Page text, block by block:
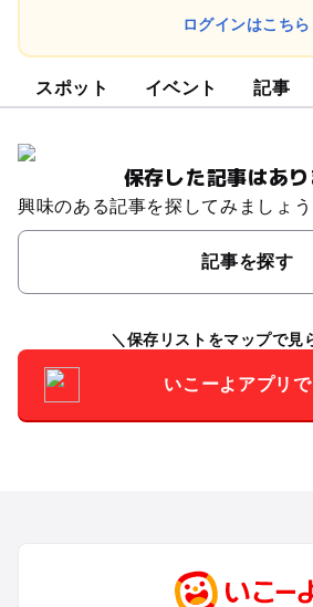
ログインはこち
スポット イベント 記事
保存した記事はあ
興味のある記事を探してみましょう
記事を探す
保存リストをマップで見
いこーよアプリ